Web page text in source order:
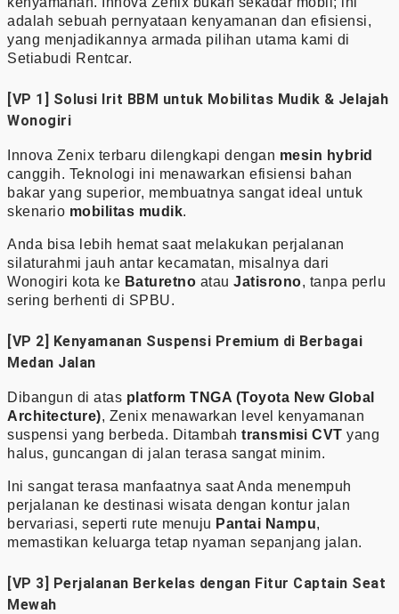
adalah sebuah pernyataan kenyamanan dan efisiensi,
yang menjadikannya armada pilihan utama kami di
Setiabudi Rentcar.
[VP 1] Solusi Irit BBM untuk Mobilitas Mudik & Jelajah
Wonogiri
Innova Zenix terbaru dilengkapi dengan mesin hybrid
canggih. Teknologi ini menawarkan efisiensi bahan
bakar yang superior, membuatnya sangat ideal untuk
skenario mobilitas mudik.
Anda bisa lebih hemat saat melakukan perjalanan
silaturahmi jauh antar kecamatan, misalnya dari
Wonogiri kota ke Baturetno atau Jatisrono, tanpa perlu
sering berhenti di SPBU.
[VP 2] Kenyamanan Suspensi Premium di Berbagai
Medan Jalan
Dibangun di atas platform TNGA (Toyota New Global
Architecture), Zenix menawarkan level kenyamanan
suspensi yang berbeda. Ditambah transmisi CVT yang
halus, guncangan di jalan terasa sangat minim.
Ini sangat terasa manfaatnya saat Anda menempuh
perjalanan ke destinasi wisata dengan kontur jalan
bervariasi, seperti rute menuju Pantai Nampu,
memastikan keluarga tetap nyaman sepanjang jalan.
[VP 3] Perjalanan Berkelas dengan Fitur Captain Seat
Mewah